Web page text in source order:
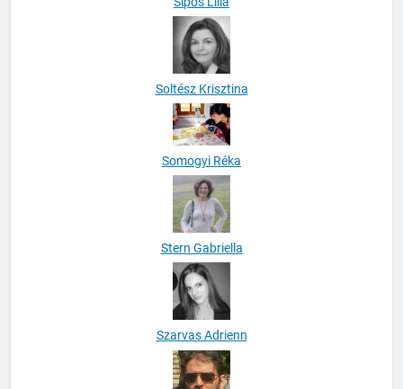
Soltész Krisztina
Somogyi Réka
Stern Gabriella
Szarvas Adrienn